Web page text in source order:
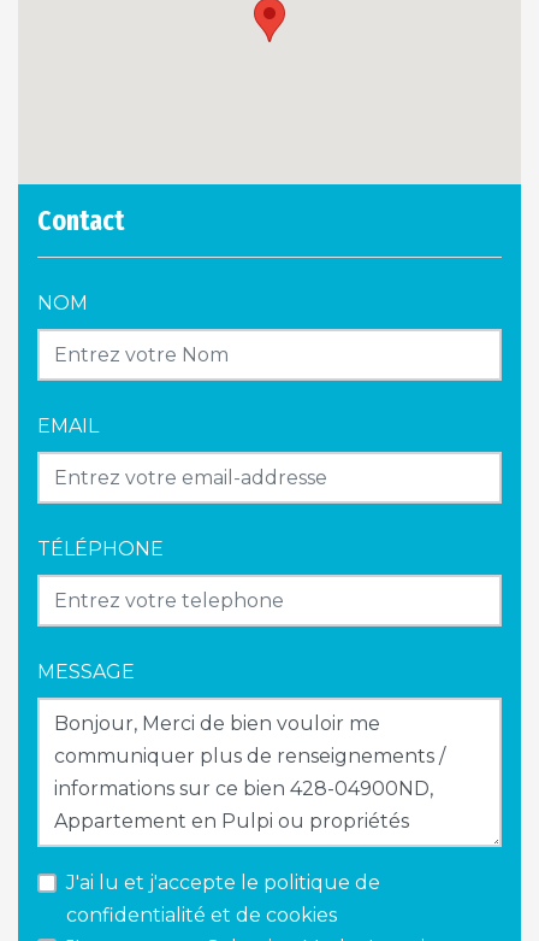
Contact
NOM
EMAIL
TÉLÉPHONE
MESSAGE
J'ai lu et j'accepte le politique de
confidentialité et de cookies